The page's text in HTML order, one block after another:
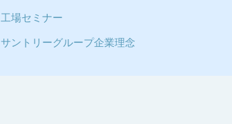
工場セミナー
サントリーグループ企業理念